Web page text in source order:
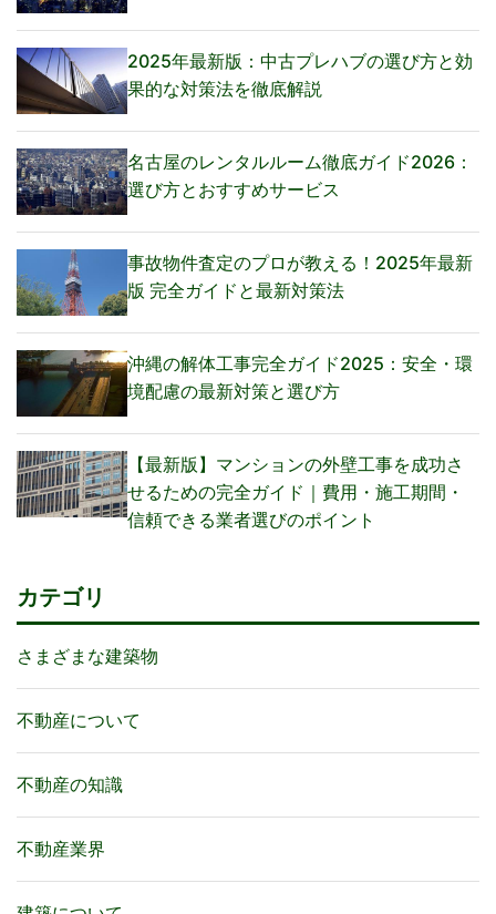
2025年最新版：中古プレハブの選び方と効
果的な対策法を徹底解説
名古屋のレンタルルーム徹底ガイド2026：
選び方とおすすめサービス
事故物件査定のプロが教える！2025年最新
版 完全ガイドと最新対策法
沖縄の解体工事完全ガイド2025：安全・環
境配慮の最新対策と選び方
【最新版】マンションの外壁工事を成功さ
せるための完全ガイド｜費用・施工期間・
信頼できる業者選びのポイント
カテゴリ
さまざまな建築物
不動産について
不動産の知識
不動産業界